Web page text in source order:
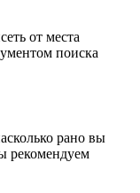
от места
поиска
рано вы
рекомендуем